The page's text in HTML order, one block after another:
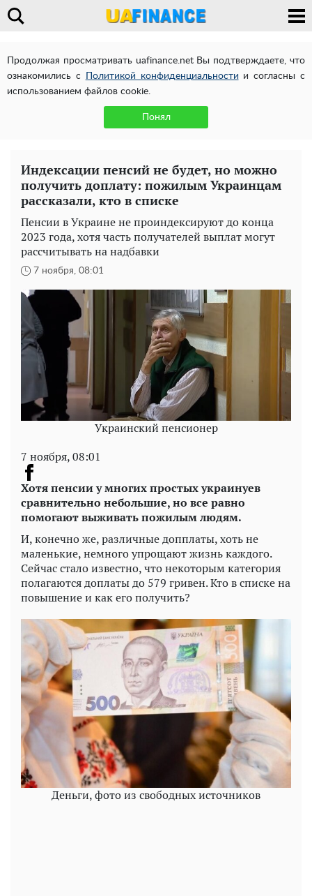
Продолжая просматривать uafinance.net Вы подтверждаете, что
ознакомились с
Политикой конфиденциальности и согласны с
использованием файлов cookie.
Понял
Индексации пенсий не будет, но можно
получить доплату: пожилым Украинцам
рассказали, кто в списке
Пенсии в Украине не проиндексируют до конца
2023 года, хотя часть получателей выплат могут
рассчитывать на надбавки
7 ноября, 08:01
Украинский пенсионер
7 ноября, 08:01
Хотя пенсии у многих простых украинуев
сравнительно небольшие, но все равно
помогают выживать пожилым людям.
И, конечно же, различные допплаты, хоть не
маленькие, немного упрощают жизнь каждого.
Сейчас стало известно, что некоторым категория
полагаются доплаты до 579 гривен. Кто в списке на
повышение и как его получить?
Деньги, фото из свободных источников